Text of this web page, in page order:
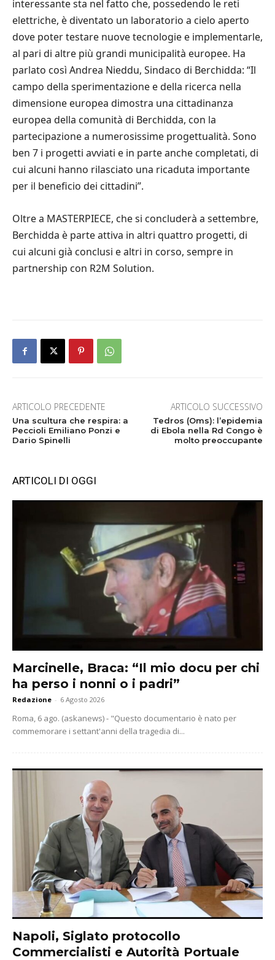
interessante sta nel fatto che, possedendo le reti
elettriche, è diventato un laboratorio a cielo aperto
dove poter testare nuove tecnologie e implementarle,
al pari di altre più grandi municipalità europee. Ha
parlato così Andrea Nieddu, Sindaco di Berchidda: “Il
campo della sperimentazione e della ricerca nella
dimensione europea dimostra una cittadinanza
europea della comunità di Berchidda, con la
partecipazione a numerosissime progettualità. Sono
ben 7 i progetti avviati e in parte anche completati, di
cui alcuni hanno rilasciato una ricaduta importante
per il beneficio dei cittadini”.
Oltre a MASTERPIECE, che si concluderà a settembre,
Berchidda è parte attiva in altri quattro progetti, di
cui alcuni già conclusi e altri in corso, sempre in
partnership con R2M Solution.
ARTICOLO PRECEDENTE
Una scultura che respira: a
Peccioli Emiliano Ponzi e
Dario Spinelli
ARTICOLO SUCCESSIVO
Tedros (Oms): l’epidemia
di Ebola nella Rd Congo è
molto preoccupante
ARTICOLI DI OGGI
Marcinelle, Braca: “Il mio docu per chi
ha perso i nonni o i padri”
Redazione - 6 Agosto 2026
Roma, 6 ago. (askanews) - "Questo documentario è nato per
commemorare i settant'anni della tragedia di...
Napoli, Siglato protocollo
Commercialisti e Autorità Portuale